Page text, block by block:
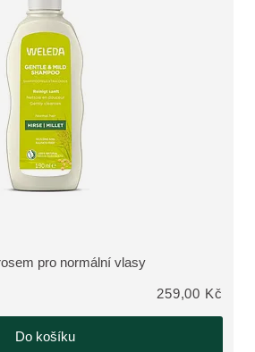
pro normální vlasy
hodnoceno 1 zákazníky
259,00 Kč
Do košíku